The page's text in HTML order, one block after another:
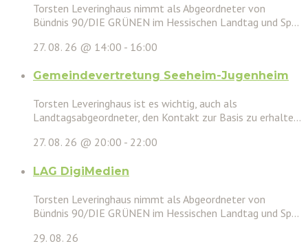
Torsten Leveringhaus nimmt als Abgeordneter von
Bündnis 90/DIE GRÜNEN im Hessischen Landtag und Sp...
27. 08. 26 @ 14:00 - 16:00
Gemeindevertretung Seeheim-Jugenheim
Torsten Leveringhaus ist es wichtig, auch als
Landtagsabgeordneter, den Kontakt zur Basis zu erhalte...
27. 08. 26 @ 20:00 - 22:00
LAG DigiMedien
Torsten Leveringhaus nimmt als Abgeordneter von
Bündnis 90/DIE GRÜNEN im Hessischen Landtag und Sp...
29. 08. 26